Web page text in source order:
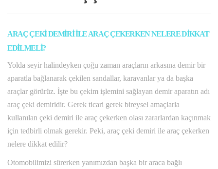
ARAÇ ÇEKİ DEMİRİ İLE ARAÇ ÇEKERKEN NELERE DİKKAT
EDİLMELİ?
Yolda seyir halindeyken çoğu zaman araçların arkasına demir bir
aparatla bağlanarak çekilen sandallar, karavanlar ya da başka
araçlar görürüz. İşte bu çekim işlemini sağlayan demir aparatın adı
araç çeki demiridir. Gerek ticari gerek bireysel amaçlarla
kullanılan çeki demiri ile araç çekerken olası zararlardan kaçınmak
için tedbirli olmak gerekir. Peki, araç çeki demiri ile araç çekerken
nelere dikkat edilir?
Otomobilimizi sürerken yanımızdan başka bir araca bağlı